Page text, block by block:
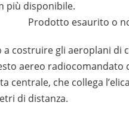
più disponibile.
Prodotto esaurito o
costruire gli aeroplani di
aereo
centrale, che collega
di distanza.